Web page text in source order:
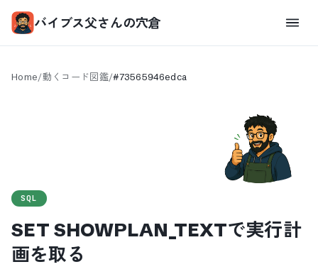
バイブス父さんの穴倉
Home/動くコード図鑑/#73565946edca
SQL
SET SHOWPLAN_TEXTで実行計
画を取る